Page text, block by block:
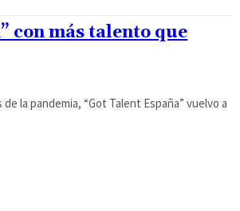
con más talento que
la pandemia, “Got Talent España” vuelvo a